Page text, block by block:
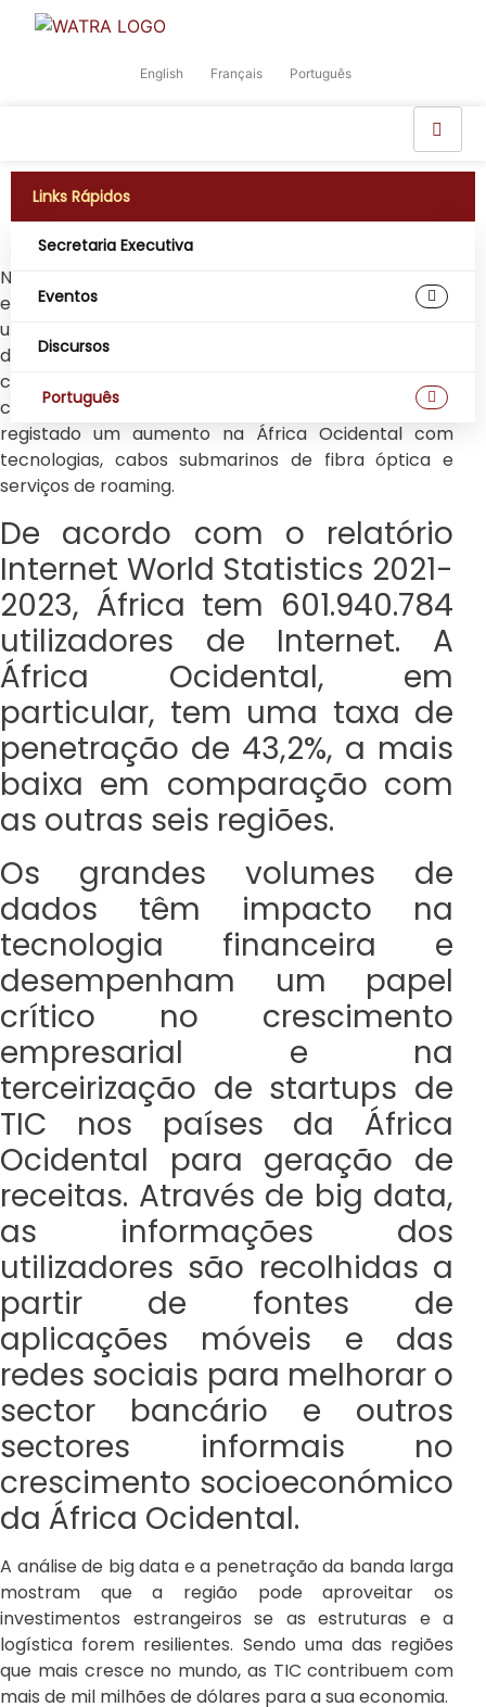
English Français Português
Links Rápidos
Secretaria Executiva
Eventos
Discursos
Português
Na África Ocidental, os grandes volumes de dados
estão a tornar-se um conceito revolucionário. Com
uma população estimada em mais de 440 milhões
de pessoas, segundo as Nações Unidas, a região é um
centro potencial para impulsionar big data para um
crescimento avançado. A infra-estrutura móvel tem
registado um aumento na África Ocidental com
tecnologias, cabos submarinos de fibra óptica e
serviços de roaming.
De acordo com o relatório
Internet World Statistics 2021-
2023, África tem 601.940.784
utilizadores de Internet. A
África Ocidental, em
particular, tem uma taxa de
penetração de 43,2%, a mais
baixa em comparação com
as outras seis regiões.
Os grandes volumes de
dados têm impacto na
tecnologia financeira e
desempenham um papel
crítico no crescimento
empresarial e na
terceirização de startups de
TIC nos países da África
Ocidental para geração de
receitas. Através de big data,
as informações dos
utilizadores são recolhidas a
partir de fontes de
aplicações móveis e das
redes sociais para melhorar o
sector bancário e outros
sectores informais no
crescimento socioeconómico
da África Ocidental.
A análise de big data e a penetração da banda larga
mostram que a região pode aproveitar os
investimentos estrangeiros se as estruturas e a
logística forem resilientes. Sendo uma das regiões
que mais cresce no mundo, as TIC contribuem com
mais de mil milhões de dólares para a sua economia.